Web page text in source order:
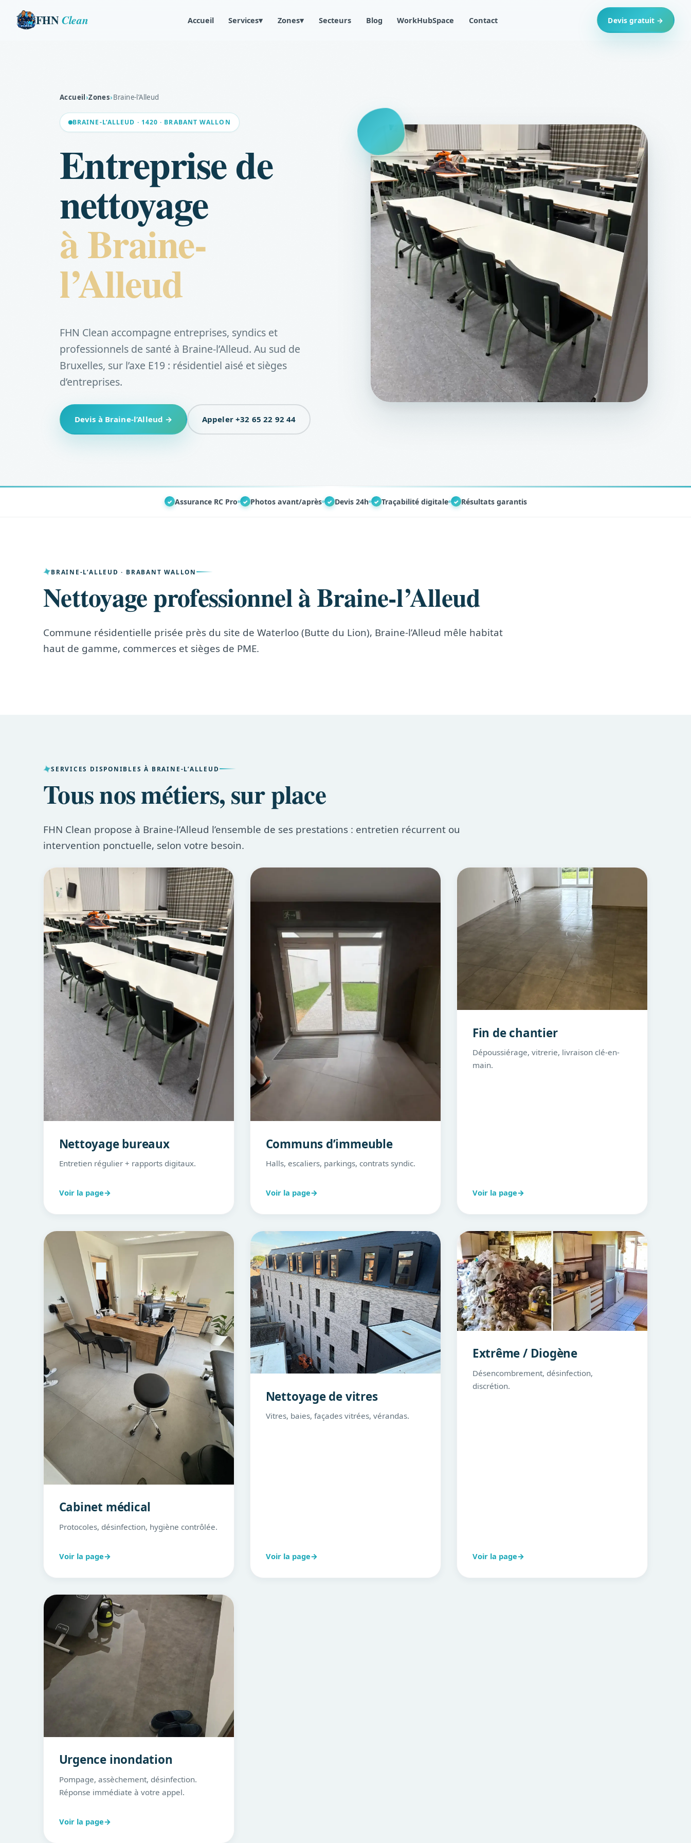
FHN Clean Accueil Services▾ Zones▾ Secteurs Blog WorkHubSpace Contact Devis gratuit →
Accueil›Zones›Braine-l’Alleud
BRAINE-L’ALLEUD · 1420 · BRABANT WALLON
Entreprise de
nettoyage
à Braine-
l’Alleud
FHN Clean accompagne entreprises, syndics et
professionnels de santé à Braine-l’Alleud. Au sud de
Bruxelles, sur l’axe E19 : résidentiel aisé et sièges
d’entreprises.
Devis à Braine-l’Alleud → Appeler +32 65 22 92 44
✓ Assurance RC Pro ✓ Photos avant/après ✓ Devis 24h ✓ Traçabilité digitale ✓ Résultats garantis
BRAINE-L’ALLEUD · BRABANT WALLON
Nettoyage professionnel à Braine-l’Alleud
Commune résidentielle prisée près du site de Waterloo (Butte du Lion), Braine-l’Alleud mêle habitat
haut de gamme, commerces et sièges de PME.
SERVICES DISPONIBLES À BRAINE-L’ALLEUD
Tous nos métiers, sur place
FHN Clean propose à Braine-l’Alleud l’ensemble de ses prestations : entretien récurrent ou
intervention ponctuelle, selon votre besoin.
Nettoyage bureaux
Entretien régulier + rapports digitaux.
Voir la page→
Communs d’immeuble
Halls, escaliers, parkings, contrats syndic.
Voir la page→
Fin de chantier
Dépoussiérage, vitrerie, livraison clé-en-
main.
Voir la page→
Cabinet médical
Protocoles, désinfection, hygiène contrôlée.
Voir la page→
Nettoyage de vitres
Vitres, baies, façades vitrées, vérandas.
Voir la page→
Extrême / Diogène
Désencombrement, désinfection,
discrétion.
Voir la page→
Urgence inondation
Pompage, assèchement, désinfection.
Réponse immédiate à votre appel.
Voir la page→